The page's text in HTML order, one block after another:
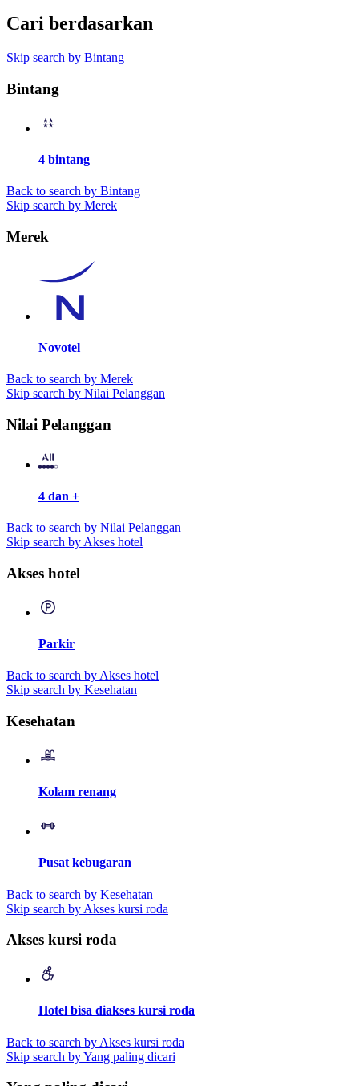
Cari berdasarkan
Skip search by Bintang
Bintang
4 bintang
Back to search by Bintang
Skip search by Merek
Merek
Novotel
Back to search by Merek
Skip search by Nilai Pelanggan
Nilai Pelanggan
4 dan +
Back to search by Nilai Pelanggan
Skip search by Akses hotel
Akses hotel
Parkir
Back to search by Akses hotel
Skip search by Kesehatan
Kesehatan
Kolam renang
Pusat kebugaran
Back to search by Kesehatan
Skip search by Akses kursi roda
Akses kursi roda
Hotel bisa diakses kursi roda
Back to search by Akses kursi roda
Skip search by Yang paling dicari